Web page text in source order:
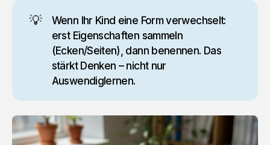
💡
Wenn Ihr Kind eine Form verwechselt:
erst Eigenschaften sammeln
(Ecken/Seiten), dann benennen. Das
stärkt Denken – nicht nur
Auswendiglernen.